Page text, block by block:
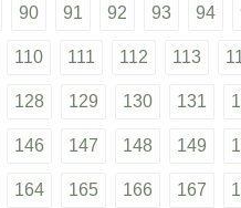
90 91 92 93 94
110 111 112 113
128 129 130 131
146 147 148 149
164 165 166 167